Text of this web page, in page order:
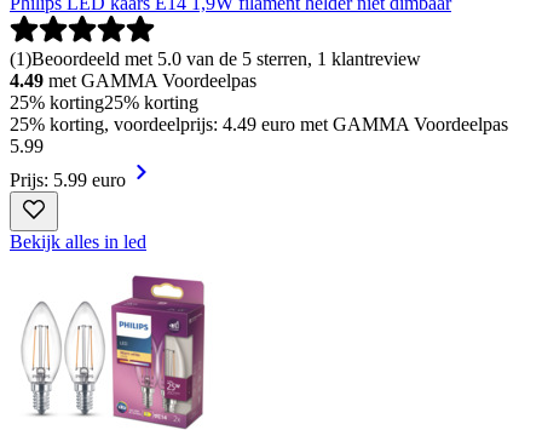
(1)Beoordeeld met 5.0 van de 5 sterren, 1 klantreview
4.49 met GAMMA Voordeelpas
25% korting25% korting
25% korting, voordeelprijs: 4.49 euro met GAMMA Voordeelpas
5.99
Prijs: 5.99 euro
Bekijk alles in led